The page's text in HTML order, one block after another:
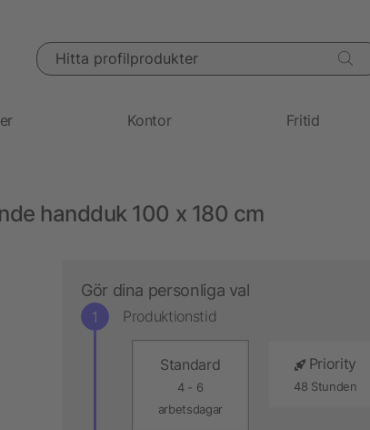
Hitta profilprodukter
Kontor Fritid
handduk 100 x 180 cm
Gör dina personliga val
Produktionstid
Standard
4 - 6
arbetsdagar
Priority
48 Stunden